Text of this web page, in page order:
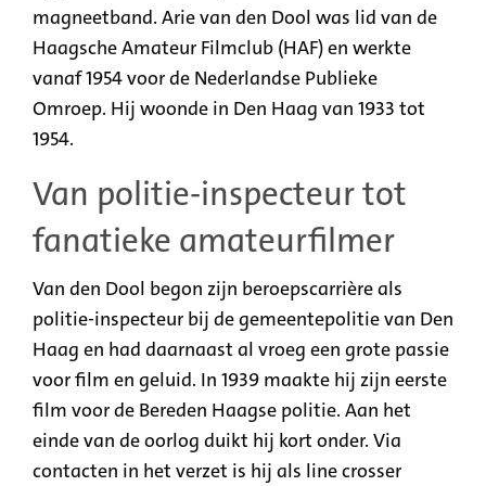
magneetband. Arie van den Dool was lid van de
Haagsche Amateur Filmclub (HAF) en werkte
vanaf 1954 voor de Nederlandse Publieke
Omroep. Hij woonde in Den Haag van 1933 tot
1954.
Van politie-inspecteur tot
fanatieke amateurfilmer
Van den Dool begon zijn beroepscarrière als
politie-inspecteur bij de gemeentepolitie van Den
Haag en had daarnaast al vroeg een grote passie
voor film en geluid. In 1939 maakte hij zijn eerste
film voor de Bereden Haagse politie. Aan het
einde van de oorlog duikt hij kort onder. Via
contacten in het verzet is hij als line crosser